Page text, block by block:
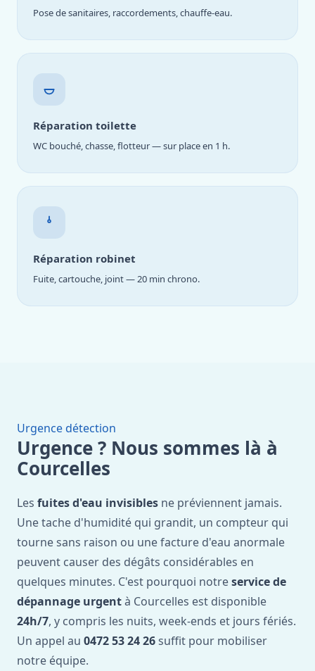
Pose de sanitaires, raccordements, chauffe-eau.
Réparation toilette
WC bouché, chasse, flotteur — sur place en 1 h.
Réparation robinet
Fuite, cartouche, joint — 20 min chrono.
Urgence détection
Urgence ? Nous sommes là à
Courcelles
Les fuites d'eau invisibles ne préviennent jamais.
Une tache d'humidité qui grandit, un compteur qui
tourne sans raison ou une facture d'eau anormale
peuvent causer des dégâts considérables en
quelques minutes. C'est pourquoi notreservice de
dépannage urgentà Courcelles est disponible
24h/7, y compris les nuits, week-ends et jours fériés.
Un appel au 0472 53 24 26 suffit pour mobiliser
notre équipe.